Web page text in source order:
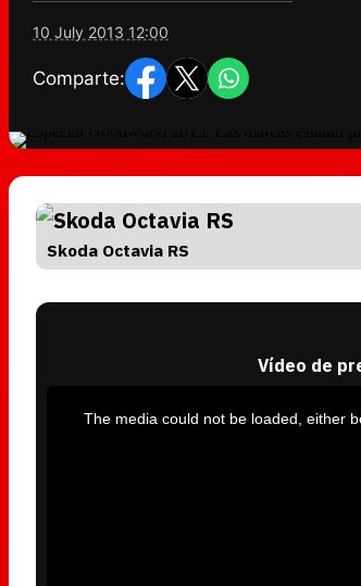
10 July 2013 12:00
Comparte:
Skoda Octavia RS
Vídeo de
The media could not be loaded, either